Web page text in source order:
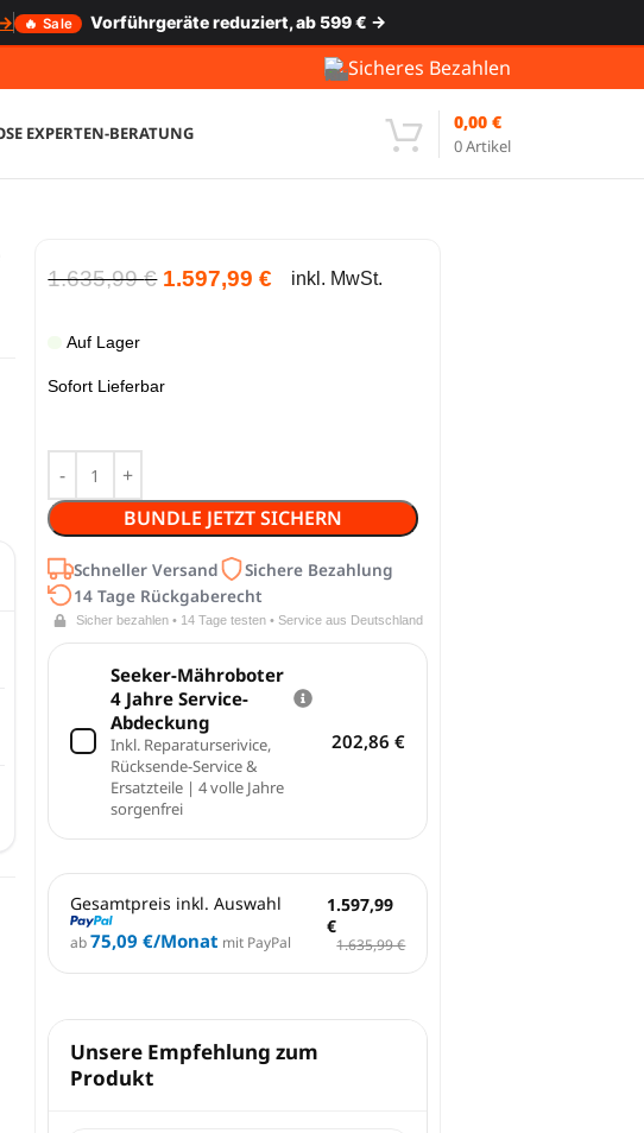
🔥 Sale Vorführgeräte reduziert, ab 599 € →
Sicheres Bezahlen
EXPERTEN-BERATUNG
0Artikel
0,00 €
1.635,99€ 1.597,99€ inkl. MwSt.
Auf Lager
Sofort Lieferbar
Gesamtpreis inkl. Auswahl
ab75,09 €/Monat mit PayPal
1.597,99
€
1.635,99 €
Seeker-Mähroboter
4 Jahre Service-
Abdeckung
Inkl. Reparaturserivice,
Rücksende-Service &
Ersatzteile | 4 volle Jahre
sorgenfrei
202,86€
BUNDLE JETZT SICHERN
Schneller Versand
Sichere Bezahlung
14 Tage Rückgaberecht
Sicher bezahlen • 14 Tage testen • Service aus Deutschland
Unsere Empfehlung zum
Produkt